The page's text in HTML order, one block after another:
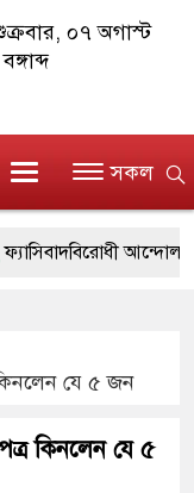
০৭ অগাস্ট ২০২৬,
সকল
আন্দোলনে
যে ৫ জন
কিনলেন যে ৫